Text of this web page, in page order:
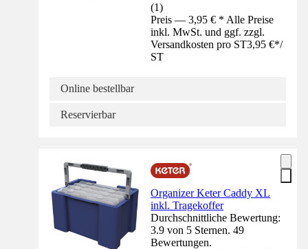
(1)
Preis — 3,95 € * Alle Preise
inkl. MwSt. und ggf. zzgl.
Versandkosten pro ST3,95 €*/
ST
Online bestellbar
Reservierbar
Organizer Keter Caddy XL
inkl. Tragekoffer
Durchschnittliche Bewertung:
3.9 von 5 Sternen. 49
Bewertungen.